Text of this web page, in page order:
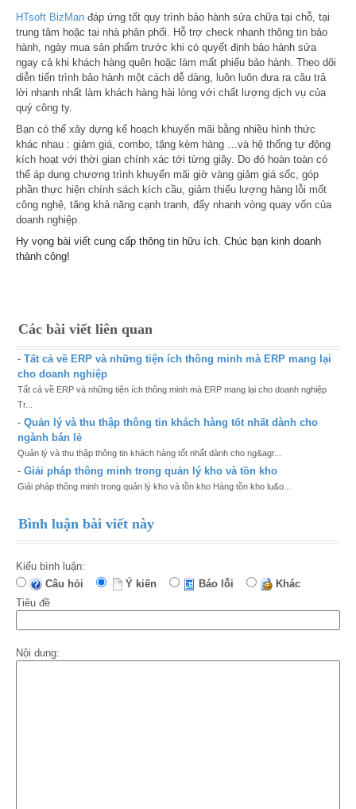
HTsoft BizMan đáp ứng tốt quy trình bảo hành sửa chữa tại chỗ, tại
trung tâm hoặc tại nhà phân phối. Hỗ trợ check nhanh thông tin bảo
hành, ngày mua sản phẩm trước khi có quyết định bảo hành sửa
ngay cả khi khách hàng quên hoặc làm mất phiếu bảo hành. Theo dõi
diễn tiến trình bảo hành một cách dễ dàng, luôn luôn đưa ra câu trả
lời nhanh nhất làm khách hàng hài lòng với chất lượng dịch vụ của
quý công ty.
Bạn có thể xây dựng kế hoạch khuyến mãi bằng nhiều hình thức
khác nhau : giảm giá, combo, tặng kèm hàng …và hệ thống tự động
kích hoạt với thời gian chính xác tới từng giây. Do đó hoàn toàn có
thể áp dụng chương trình khuyến mãi giờ vàng giảm giá sốc, góp
phần thực hiện chính sách kích cầu, giảm thiểu lượng hàng lỗi mốt
công nghệ, tăng khả năng cạnh tranh, đẩy nhanh vòng quay vốn của
doanh nghiệp.
Hy vọng bài viết cung cấp thông tin hữu ích. Chúc bạn kinh doanh
thành công!
Các bài viết liên quan
- Tất cả về ERP và những tiện ích thông minh mà ERP mang lại
cho doanh nghiệp
Tất cả về ERP và những tiện ích thông minh mà ERP mang lại cho doanh nghiệp
Tr...
- Quản lý và thu thập thông tin khách hàng tốt nhất dành cho
ngành bán lẻ
Quản lý và thu thập thông tin khách hàng tốt nhất dành cho ng&agr...
- Giải pháp thông minh trong quản lý kho và tồn kho
Giải pháp thông minh trong quản lý kho và tồn kho Hàng tồn kho lu&o...
Bình luận bài viết này
Kiểu bình luận:
Câu hỏi
Ý kiến Báo lỗi
Khác
Tiêu đề
Nội dung: